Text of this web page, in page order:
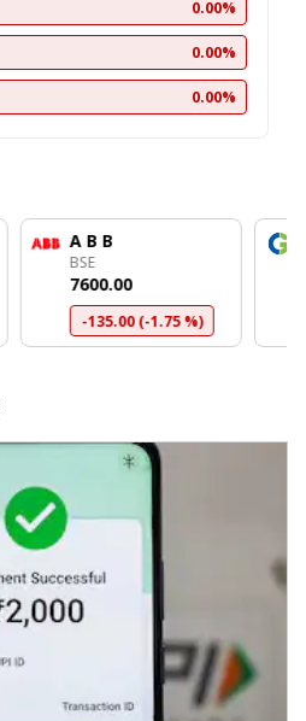
0.00%
0.00%
0.00%
A B B
BSE
₹7600.00
-135.00 (-1.75 %)